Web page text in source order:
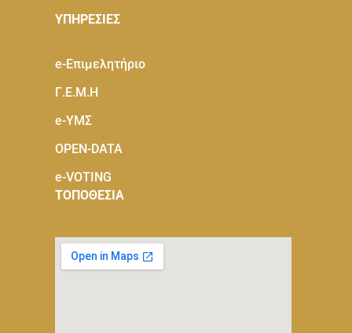
ΥΠΗΡΕΣΙΕΣ
e-Eπιμελητήριο
Γ.Ε.Μ.Η
e-ΥΜΣ
OPEN-DATA
e-VOTING
ΤΟΠΟΘΕΣΙΑ